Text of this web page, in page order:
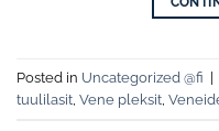
Posted in Uncategorized @fi |
tuulilasit Vene pleksit